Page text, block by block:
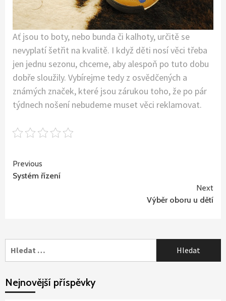
Ať jsou to boty, nebo bunda či kalhoty, určitě se
nevyplatí šetřit na kvalitě. I když děti nosí věci třeba
jen jednu sezonu, chceme, aby alespoň po tuto dobu
dobře sloužily. Vybírejme tedy z osvědčených a
známých značek, které jsou zárukou toho, že po pár
týdnech nošení nebudeme muset věci reklamovat.
Continue
Reading
Previous
Systém řízení
Next
Výběr oboru u dětí
Nejnovější příspěvky